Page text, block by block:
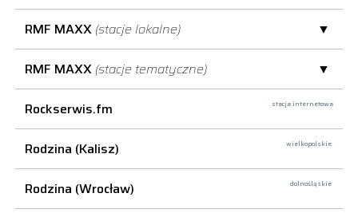
RMF MAXX (stacje lokalne)
RMF MAXX (stacje tematyczne)
Rockserwis.fm
stacja internetowa
Rodzina (Kalisz) wielkopolskie
Rodzina (Wrocław) dolnośląskie